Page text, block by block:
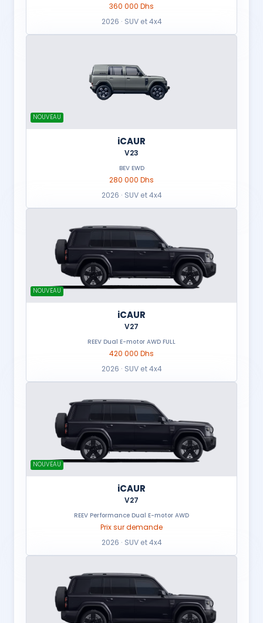
360 000 Dhs
2026 · SUV et 4x4
NOUVEAU
iCAUR
V23
BEV EWD
280 000 Dhs
2026 · SUV et 4x4
NOUVEAU
iCAUR
V27
REEV Dual E-motor AWD FULL
420 000 Dhs
2026 · SUV et 4x4
NOUVEAU
iCAUR
V27
REEV Performance Dual E-motor AWD
Prix sur demande
2026 · SUV et 4x4